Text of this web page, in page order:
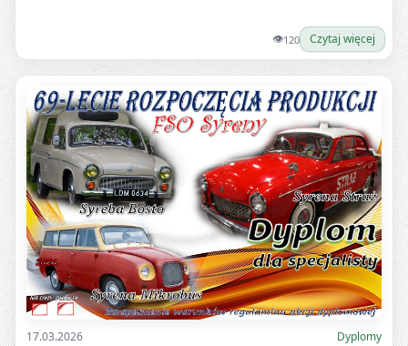
👁120 Czytaj więcej
17.03.2026 Dyplomy